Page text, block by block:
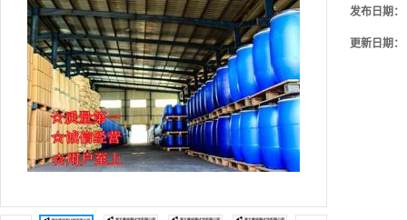
发布日期：
更新日期：